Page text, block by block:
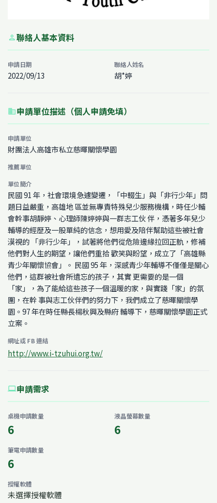
person聯絡人基本資料
申請日期
2022/09/13
聯絡人姓名
胡*婷
business申請單位描述（個人申請免填）
申請單位
財團法人高雄市私立慈暉關懷學園
推薦單位
單位簡介
民國 91 年，社會環境急遽變遷，「中輟生」與「非行少年」問
題日益嚴重，高雄地 區並無專責特殊兒少服務機構，時任少輔
會幹事胡靜婷、心理師陳婷婷與一群志工伙 伴，憑著多年兒少
輔導的經歷及一股單純的信念，想用愛及陪伴幫助這些被社會
漠視的 「非行少年」，試著將他們從危險邊緣拉回正軌，修補
他們對人生的期望，讓他們重拾 歡笑與盼望，成立了「高雄縣
青少年關懷協會」。 民國 95 年，深感青少年輔導不僅僅是關心
他們，這群被社會所遺忘的孩子，其實 更需要的是一個
「家」，為了能給這些孩子一個溫暖的家，與實踐「家」的氛
圍，在幹 事與志工伙伴們的努力下，我們成立了慈暉關懷學
園。97 年在時任縣長楊秋興及縣府 輔導下，慈暉關懷學園正式
立案。
網址或 FB 連結
http://www.i-tzuhui.org.tw/
computer申請需求
桌機申請數量
6
液晶螢幕數量
6
筆電申請數量
6
授權軟體
未選擇授權軟體